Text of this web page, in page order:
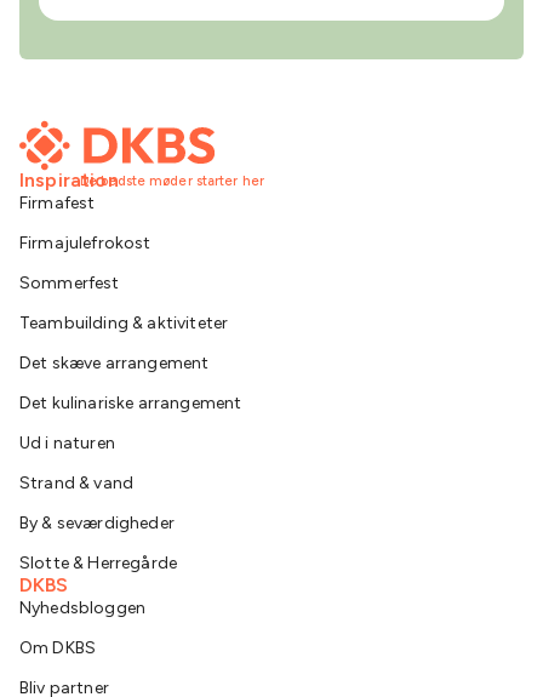
De bedste møder starter her
Inspiration
Firmafest
Firmajulefrokost
Sommerfest
Teambuilding & aktiviteter
Det skæve arrangement
Det kulinariske arrangement
Ud i naturen
Strand & vand
By & seværdigheder
Slotte & Herregårde
DKBS
Nyhedsbloggen
Om DKBS
Bliv partner